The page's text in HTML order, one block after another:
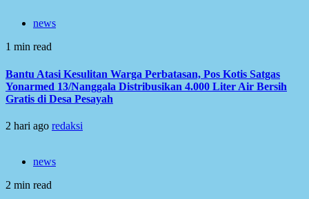
news
1 min read
Bantu Atasi Kesulitan Warga Perbatasan, Pos Kotis Satgas
Yonarmed 13/Nanggala Distribusikan 4.000 Liter Air Bersih
Gratis di Desa Pesayah
2 hari ago redaksi
news
2 min read